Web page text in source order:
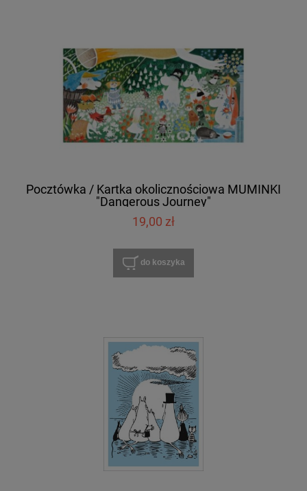
Pocztówka / Kartka okolicznościowa MUMINKI
"Dangerous Journey"
19,00 zł
do koszyka